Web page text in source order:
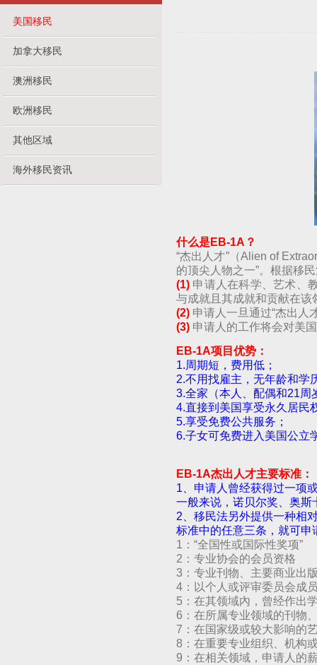
美国移民
加拿大移民
澳洲移民
欧洲移民
其他区域
海外移民资讯
什么是EB-1A？
“杰出人才”（Alien of
的顶尖人物之一”。根据移
(1) 申请人在科学、艺术、
与成就且其成就和贡献在
(2) 申请人一旦通过“杰出人
(3) 申请人的工作将会对美
EB-1A项目优势：
1.周期短，费用低；
2.不用找雇主，无年龄和学
3.全家（本人、配偶和21周
4.直接到美国享受永久居民
5.享受免费公共服务；
6.子女可免费进入美国公立
EB-1A杰出人才主要标准：
1、申请人曾经获得过一项
一般来说，诺贝尔奖、奥
2、移民法另外提供一种相
标准中的任意三条，就可申
1：“全国性或国际性奖项”
2：专业协会的会员资格
3：专业刊物、主要商业出
4：以个人或评审委员会成
5：在其领域內，曾经作出
6：在所属专业领域的刊物
7：在国家级或较大影响的
8：在重要专业组织、机构
9：在相关领域，申请人的